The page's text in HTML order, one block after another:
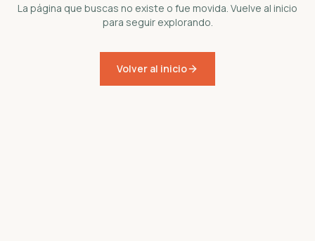
La página que buscas no existe o fue movida. Vuelve al inicio
para seguir explorando.
Volver al inicio